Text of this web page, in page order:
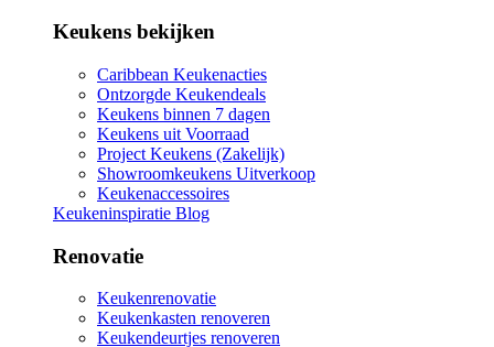
Keukens bekijken
Caribbean Keukenacties
Ontzorgde Keukendeals
Keukens binnen 7 dagen
Keukens uit Voorraad
Project Keukens (Zakelijk)
Showroomkeukens Uitverkoop
Keukenaccessoires
Keukeninspiratie Blog
Renovatie
Keukenrenovatie
Keukenkasten renoveren
Keukendeurtjes renoveren